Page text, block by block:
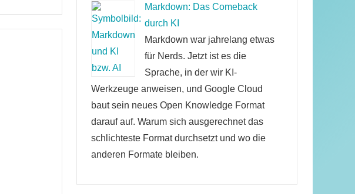
Markdown: Das Comeback
durch KI
Markdown war jahrelang etwas
für Nerds. Jetzt ist es die
Sprache, in der wir KI-
Werkzeuge anweisen, und Google Cloud
baut sein neues Open Knowledge Format
darauf auf. Warum sich ausgerechnet das
schlichteste Format durchsetzt und wo die
anderen Formate bleiben.